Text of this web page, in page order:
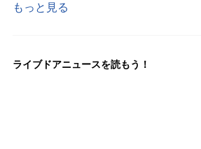
もっと見る
ライブドアニュースを読もう！